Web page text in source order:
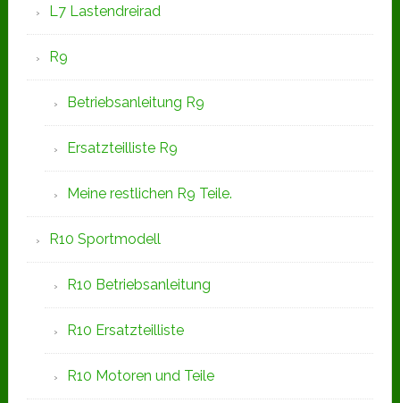
L7 Lastendreirad
R9
Betriebsanleitung R9
Ersatzteilliste R9
Meine restlichen R9 Teile.
R10 Sportmodell
R10 Betriebsanleitung
R10 Ersatzteilliste
R10 Motoren und Teile